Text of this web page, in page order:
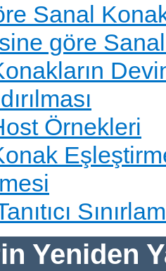
Sanal
göre
Örnekleri
Yeniden